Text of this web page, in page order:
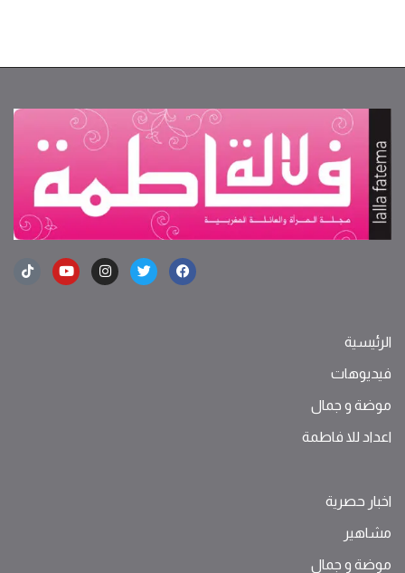
الرئيسية
فيديوهات
موضة ‫و‬ ‫‬‫جمال‬
اعداد للا فاطمة
اخبار حصرية
مشاهير
موضة ‫و‬ ‫‬‫جمال‬